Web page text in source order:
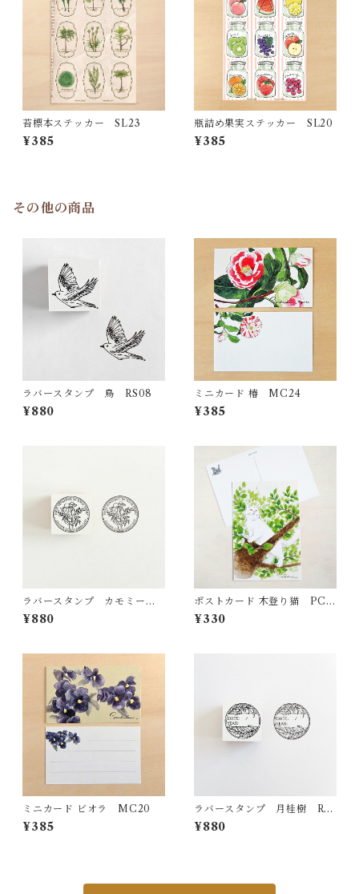
苔標本ステッカー SL23
¥385
瓶詰め果実ステッカー SL20
¥385
その他の商品
ラバースタンプ 鳥 RS08
¥880
ミニカード 椿 MC24
¥385
ラバースタンプ カモミー
ル RS21
¥880
ポストカード 木登り猫 PC4
0
¥330
ミニカード ビオラ MC20
¥385
ラバースタンプ 月桂樹 RS2
8
¥880